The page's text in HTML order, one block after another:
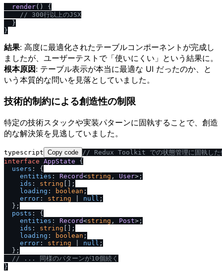
render( ) {
// 300行以上のJSX
  }
結果: 高度に最適化されたテーブルコンポーネントが完成し
ましたが、ユーザーテストで「使いにくい」という結果に。
根本原因 : テーブル表示が本当に最適な UI だったのか、と
いう本質的な問いを見落としていました。
技術的制約による創造性の制限
特定の技術スタックや実装パターンに固執することで、創造
的な解決策を見逃していました。
typescript Copy code / / Redux Toolkit での状態管理に固執した
interface AppState {
users : {
entities : Record<string , User>;
ids : string [];
loading : boolean ;
error : string null ;
  };
posts : {
entities : Record<string , Post>;
ids : string [];
loading : boolean ;
error : string null ;
  };
/ / ... 同様のパターンが10個続く
}